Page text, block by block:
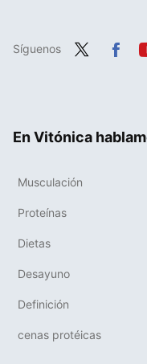
Síguenos
En Vitónica
Musculación
Proteínas
Dietas
Desayuno
Definición
cenas protéicas